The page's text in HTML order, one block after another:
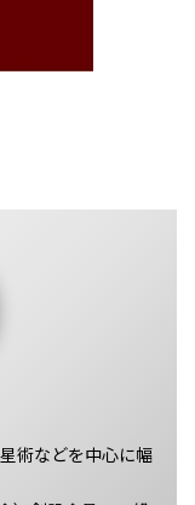
術などを中心に幅